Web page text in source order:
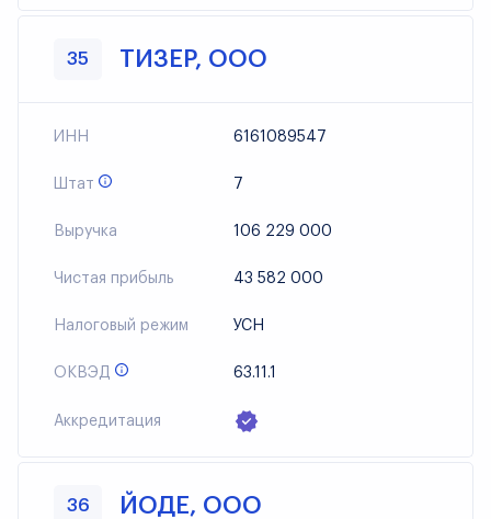
35 ТИЗЕР, ООО
ИНН 6161089547
Штат 7
Выручка 106 229 000
Чистая прибыль 43 582 000
Налоговый режим УСН
ОКВЭД 63.11.1
Аккредитация
36 ЙОДЕ, ООО